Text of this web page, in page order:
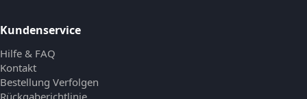
Kundenservice
Hilfe & FAQ
Kontakt
Bestellung Verfolgen
Rückgaberichtlinie